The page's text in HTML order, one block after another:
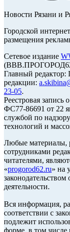
Новости Рязани и
Городской
размещения
Сетевое издание
Главный
редакции:
23-05.
Реестровая
ФС77-86691 от 22
службой по
технологий и
Любые материалы,
сотрудниками
читателями,
«progorod62.ru» на
законодательством
деятельности.
Вся информация,
соответствии с
подлежит
форме, в том числе